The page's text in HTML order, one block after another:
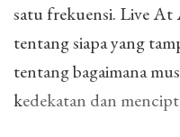
satu frekuensi. Live
tentang siapa yang
tentang bagaimana
kedekatan dan